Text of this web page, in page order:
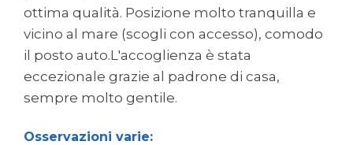
ottima qualità. Posizione molto tranquilla e
vicino al mare (scogli con accesso), comodo
il posto auto.L'accoglienza è stata
eccezionale grazie al padrone di casa,
sempre molto gentile.
Osservazioni varie: